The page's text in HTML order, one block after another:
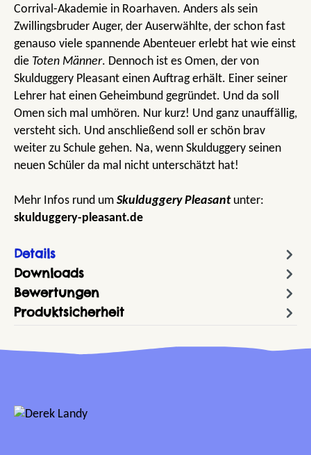
Corrival-Akademie in Roarhaven. Anders als sein
Zwillingsbruder Auger, der Auserwählte, der schon fast
genauso viele spannende Abenteuer erlebt hat wie einst
die Toten Männer. Dennoch ist es Omen, der von
Skulduggery Pleasant einen Auftrag erhält. Einer seiner
Lehrer hat einen Geheimbund gegründet. Und da soll
Omen sich mal umhören. Nur kurz! Und ganz unauffällig,
versteht sich. Und anschließend soll er schön brav
weiter zu Schule gehen. Na, wenn Skulduggery seinen
neuen Schüler da mal nicht unterschätzt hat!
Mehr Infos rund um Skulduggery Pleasantunter:
skulduggery-pleasant.de
Details
Downloads
Bewertungen
Produktsicherheit